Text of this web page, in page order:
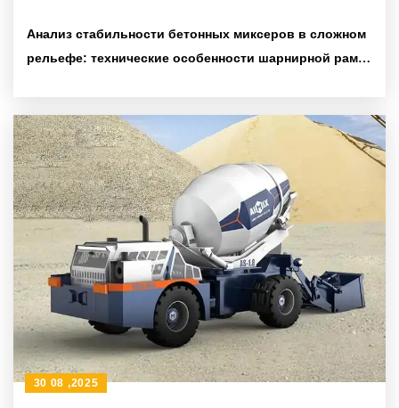
Анализ стабильности бетонных миксеров в сложном
рельефе: технические особенности шарнирной рамы
30 08 ,2025